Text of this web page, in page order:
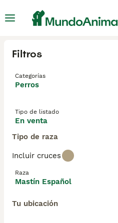
Filtros
Categorías
Perros
Tipo de listado
En venta
Tipo de raza
Incluir cruces
Raza
Mastín Español
Tu ubicación